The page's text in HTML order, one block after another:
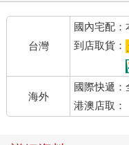
台灣
國內宅配：
到店取貨：
海外
國際快遞：
港澳店取：